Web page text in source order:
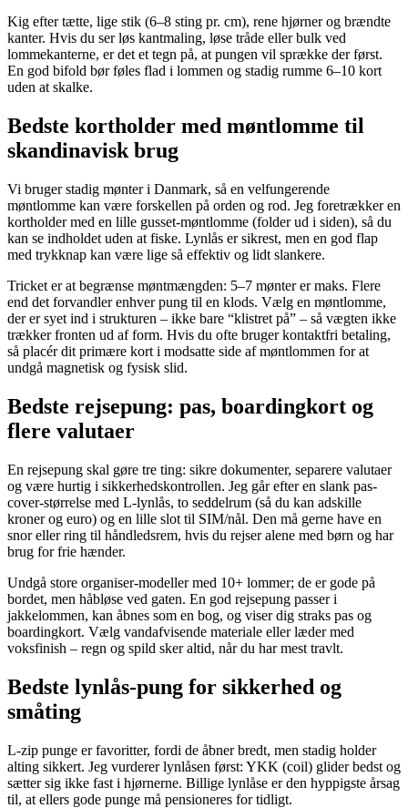
Kig efter tætte, lige stik (6–8 sting pr. cm), rene hjørner og brændte
kanter. Hvis du ser løs kantmaling, løse tråde eller bulk ved
lommekanterne, er det et tegn på, at pungen vil sprække der først.
En god bifold bør føles flad i lommen og stadig rumme 6–10 kort
uden at skalke.
Bedste kortholder med møntlomme til
skandinavisk brug
Vi bruger stadig mønter i Danmark, så en velfungerende
møntlomme kan være forskellen på orden og rod. Jeg foretrækker en
kortholder med en lille gusset-møntlomme (folder ud i siden), så du
kan se indholdet uden at fiske. Lynlås er sikrest, men en god flap
med trykknap kan være lige så effektiv og lidt slankere.
Tricket er at begrænse møntmængden: 5–7 mønter er maks. Flere
end det forvandler enhver pung til en klods. Vælg en møntlomme,
der er syet ind i strukturen – ikke bare “klistret på” – så vægten ikke
trækker fronten ud af form. Hvis du ofte bruger kontaktfri betaling,
så placér dit primære kort i modsatte side af møntlommen for at
undgå magnetisk og fysisk slid.
Bedste rejsepung: pas, boardingkort og
flere valutaer
En rejsepung skal gøre tre ting: sikre dokumenter, separere valutaer
og være hurtig i sikkerhedskontrollen. Jeg går efter en slank pas-
cover-størrelse med L-lynlås, to seddelrum (så du kan adskille
kroner og euro) og en lille slot til SIM/nål. Den må gerne have en
snor eller ring til håndledsrem, hvis du rejser alene med børn og har
brug for frie hænder.
Undgå store organiser-modeller med 10+ lommer; de er gode på
bordet, men håbløse ved gaten. En god rejsepung passer i
jakkelommen, kan åbnes som en bog, og viser dig straks pas og
boardingkort. Vælg vandafvisende materiale eller læder med
voksfinish – regn og spild sker altid, når du har mest travlt.
Bedste lynlås-pung for sikkerhed og
småting
L-zip punge er favoritter, fordi de åbner bredt, men stadig holder
alting sikkert. Jeg vurderer lynlåsen først: YKK (coil) glider bedst og
sætter sig ikke fast i hjørnerne. Billige lynlåse er den hyppigste årsag
til, at ellers gode punge må pensioneres for tidligt.